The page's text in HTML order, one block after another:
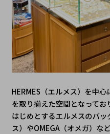
HERMES（エルメス）を中
を取り揃えた空間となって
はじめとするエルメスのバ
ス）やOMEGA（オメガ）な